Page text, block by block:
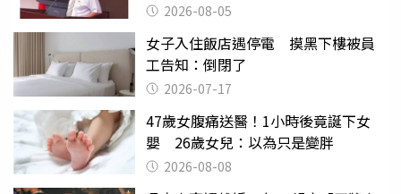
2026-08-05
女子入住飯店遇停電 摸黑下樓被員
工告知：倒閉了
2026-07-17
47歲女腹痛送醫！1小時後竟誕下女
嬰 26歲女兒：以為只是變胖
2026-08-08